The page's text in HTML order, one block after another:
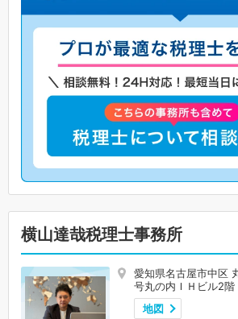
横山達哉税理士事務所
愛知県名古屋市中区
号丸の内ＩＨビル2階
地図